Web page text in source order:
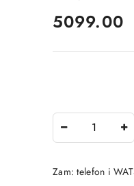
cena:
5099.00
Zam: telefon i